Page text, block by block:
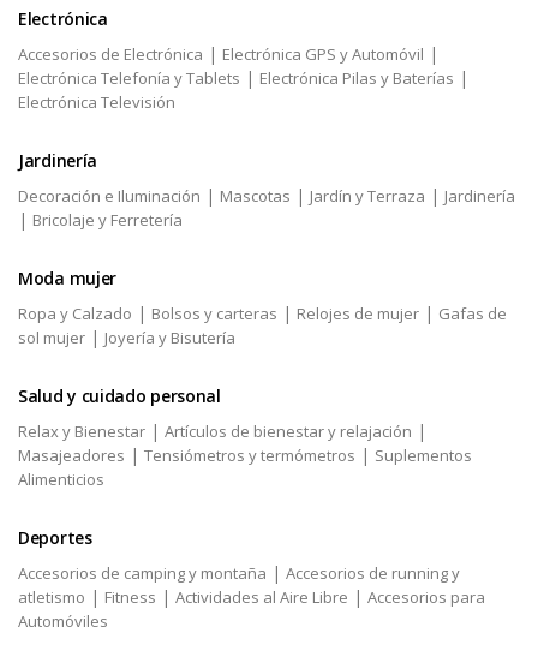
Electrónica
Accesorios de Electrónica | Electrónica GPS y Automóvil |
Electrónica Telefonía y Tablets | Electrónica Pilas y Baterías |
Electrónica Televisión
Jardinería
Decoración e Iluminación | Mascotas | Jardín y Terraza | Jardinería
| Bricolaje y Ferretería
Moda mujer
Ropa y Calzado | Bolsos y carteras | Relojes de mujer | Gafas de
sol mujer | Joyería y Bisutería
Salud y cuidado personal
Relax y Bienestar | Artículos de bienestar y relajación |
Masajeadores | Tensiómetros y termómetros | Suplementos
Alimenticios
Deportes
Accesorios de camping y montaña | Accesorios de running y
atletismo | Fitness | Actividades al Aire Libre | Accesorios para
Automóviles